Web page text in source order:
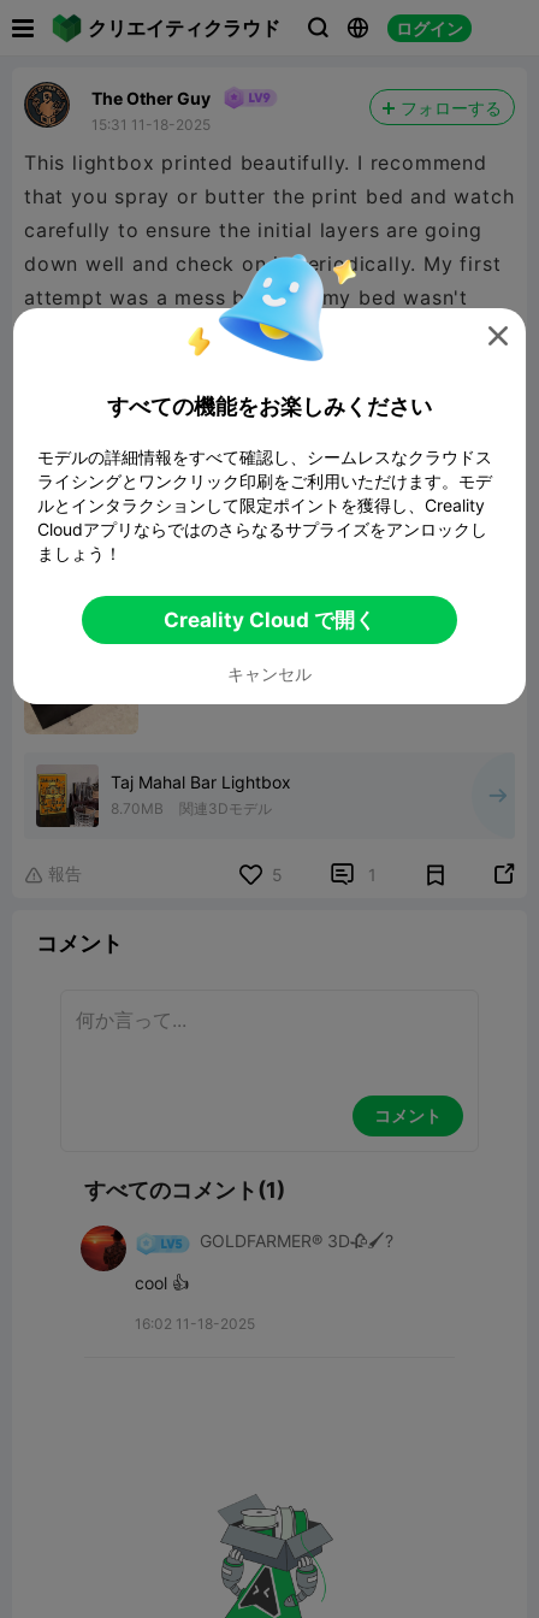
クリエイティクラウド   ログイン
The Other Guy
15:31 11-18-2025
フォローする
This lightbox printed beautifully. I recommend
that you spray or butter the print bed and watch
carefully to ensure the initial layers are going
down well and check on it periodically. My first
attempt was a mess because my bed wasn't
clean and the bad adhesion caused it to drag
everything around and just became a clump of
PLA. I bet if I had been checking on it I could
but second times the charm! Enjoy!
Taj Mahal Bar Lightbox
8.70MB 関連3Dモデル
 報告 5  1 
コメント
コメント
すべてのコメント(1)
GOLDFARMER® 3D🥀🖌️?
cool 👍
16:02 11-18-2025

すべての機能をお楽しみください
モデルの詳細情報をすべて確認し、シームレスなクラウドス
ライシングとワンクリック印刷をご利用いただけます。モデ
ルとインタラクションして限定ポイントを獲得し、Creality
Cloudアプリならではのさらなるサプライズをアンロックし
ましょう！
Creality Cloud で開く
キャンセル